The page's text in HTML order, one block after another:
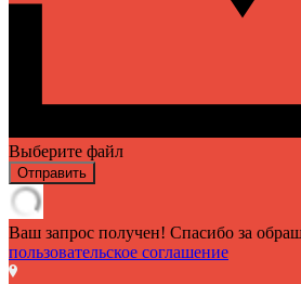
Выберите файл
Отправить
Ваш запрос получен! Спасибо за
пользовательское соглашение